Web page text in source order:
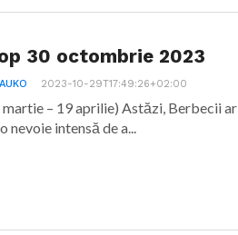
30 octombrie 2023
2023-10-29T17:49:26+02:00
– 19 aprilie) Astăzi, Berbecii ar
nevoie intensă de a...